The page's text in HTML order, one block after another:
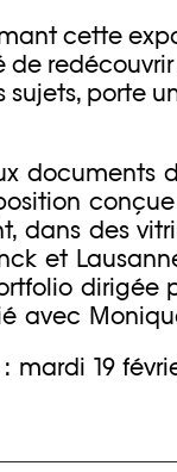
cette
de
sujets, porte
documents
dans des
et
dirigée
avec
: mardi 19